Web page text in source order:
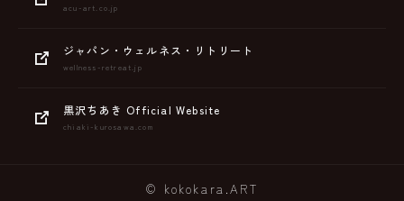
acu-art.co.jp
ジャパン・ウェルネス・リトリート
wellness-retreat.jp
黒沢ちあき Official Website
chiaki-kurosawa.com
© kokokara.ART